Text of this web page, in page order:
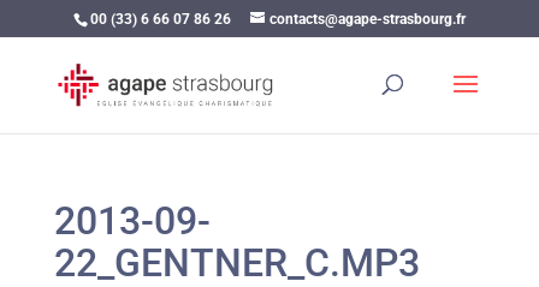
00 (33) 6 66 07 86 26 contacts@agape-strasbourg.fr
2013-09-
22_GENTNER_C.MP3